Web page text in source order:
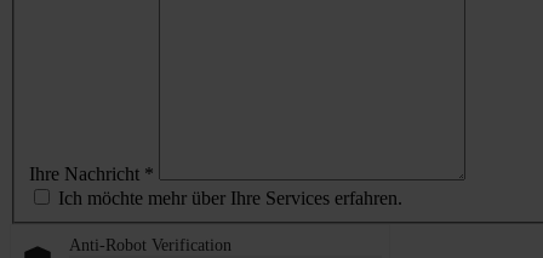
Ihre Nachricht *
Ich möchte mehr über Ihre Services erfahren.
Anti-Robot Verification